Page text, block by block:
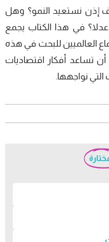
إذن نستعيد النمو؟ وهل
في هذا الكتاب يجمع
العالميين للبحث في هذه
تساعد أفكار اقتصاديات
نواجهها.